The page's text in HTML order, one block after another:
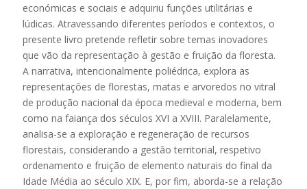
económicas e sociais e adquiriu funções utilitárias e
lúdicas. Atravessando diferentes períodos e contextos, o
presente livro pretende refletir sobre temas inovadores
que vão da representação à gestão e fruição da floresta.
A narrativa, intencionalmente poliédrica, explora as
representações de florestas, matas e arvoredos no vitral
de produção nacional da época medieval e moderna, bem
como na faiança dos séculos XVI a XVIII. Paralelamente,
analisa-se a exploração e regeneração de recursos
florestais, considerando a gestão territorial, respetivo
ordenamento e fruição de elemento naturais do final da
Idade Média ao século XIX. E, por fim, aborda-se a relação